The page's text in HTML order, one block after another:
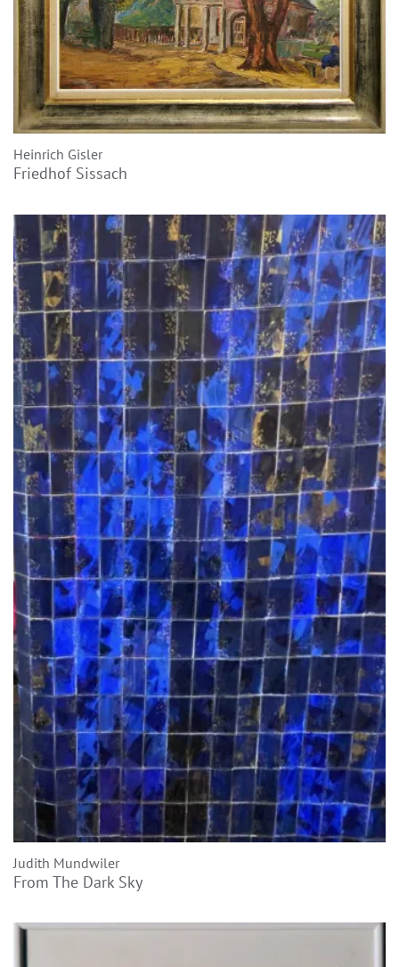
Heinrich Gisler
Friedhof Sissach
Judith Mundwiler
From The Dark Sky